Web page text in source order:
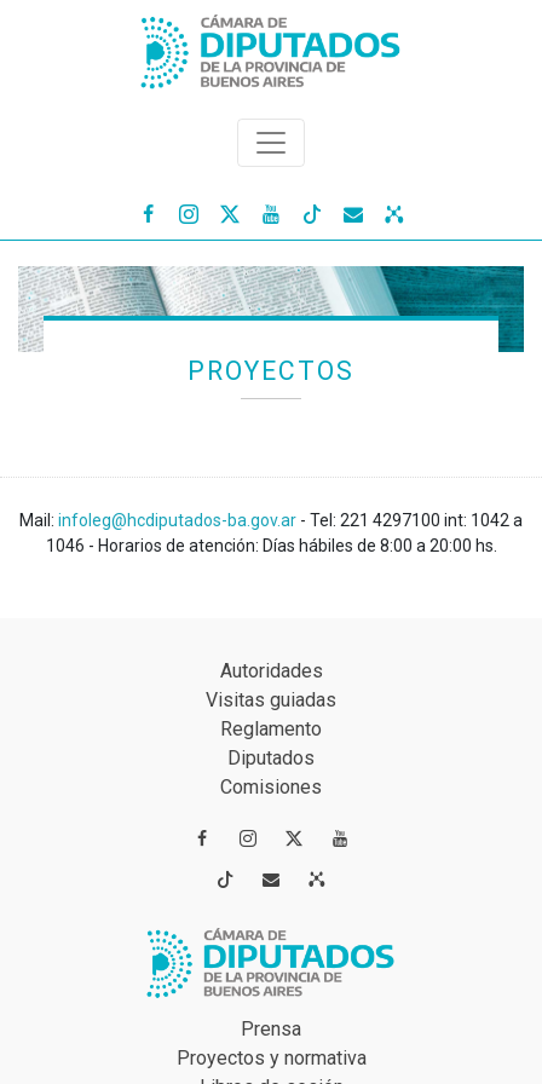
   
PROYECTOS
Mail: infoleg@hcdiputados-ba.gov.ar - Tel: 221 4297100 int: 1042 a
1046 - Horarios de atención: Días hábiles de 8:00 a 20:00 hs.
Autoridades
Visitas guiadas
Reglamento
Diputados
Comisiones
 
 
Prensa
Proyectos y normativa